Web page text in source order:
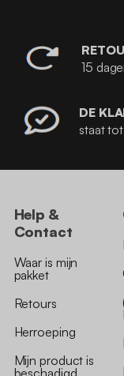
15
DE
staat
Help &
Contact
Waar is mijn
pakket
Retours
Herroeping
Mijn product is